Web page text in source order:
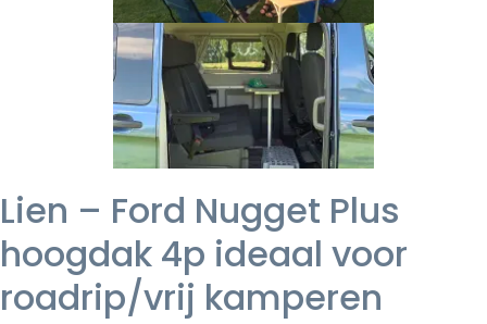
Lien – Ford Nugget Plus
hoogdak 4p ideaal voor
roadrip/vrij kamperen